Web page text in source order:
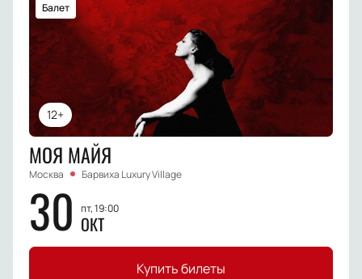
12+
Балет
МОЯ МАЙЯ
Москва Барвиха Luxury Village
30 пт, 19:00
ОКТ
Купить билеты